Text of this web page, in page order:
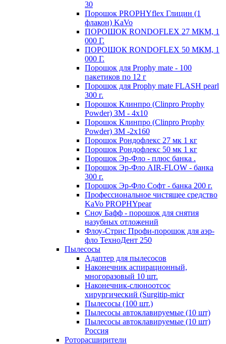
30
Порошок PROPHYflex Глицин (1
флакон) KaVo
ПОРОШОК RONDOFLEX 27 МКМ, 1
000 Г.
ПОРОШОК RONDOFLEX 50 МКМ, 1
000 Г.
Порошок для Proрhy mate - 100
пакетиков по 12 г
Порошок для Proрhy mate FLASH pearl
300 г.
Порошок Клинпро (Clinpro Prophy
Powder) ЗМ - 4х10
Порошок Клинпро (Clinpro Prophy
Powder) ЗМ -2х160
Порошок Рондофлекс 27 мк 1 кг
Порошок Рондофлекс 50 мк 1 кг
Порошок Эр-Фло - плюс банка .
Порошок Эр-Фло AIR-FLOW - банка
300 г.
Порошок Эр-Фло Софт - банка 200 г.
Профессиональное чистящее средство
KaVo PROPHYpear
Сноу Бафф - порошок для снятия
назубных отложений
Флоу-Стрис Профи-порошок для аэр-
фло ТехноДент 250
Пылесосы
Адаптер для пылесосов
Наконечник аспирационный,
многоразовый 10 шт.
Наконечник-слюноотсос
хирургический (Surgitip-micr
Пылесосы (100 шт.)
Пылесосы автоклавируемые (10 шт)
Пылесосы автоклавируемые (10 шт)
Россия
Роторасширители